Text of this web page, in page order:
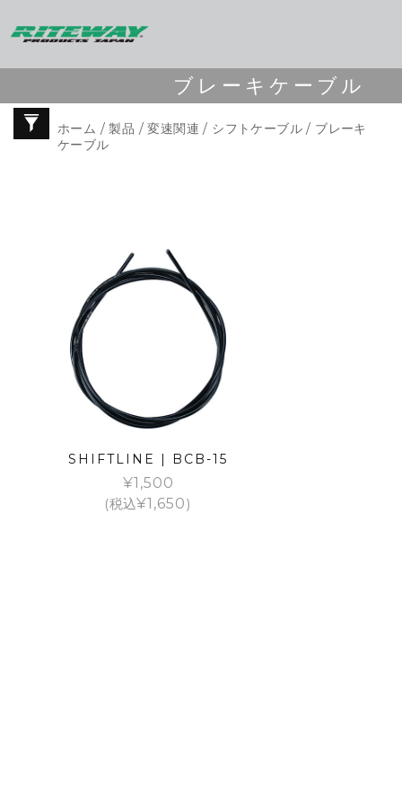
ブレーキケーブル
ホーム /製品 /変速関連 / シフトケーブル / ブレーキ
ケーブル
SHIFTLINE | BCB-15
¥1,500
(税込¥1,650)